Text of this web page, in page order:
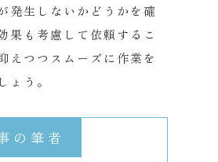
発生しないかどうかを確
果も考慮して依頼するこ
えつつスムーズに作業を
ょう。
の筆者